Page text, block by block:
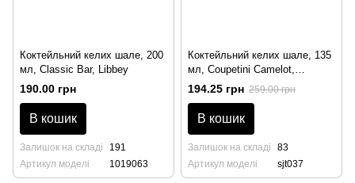
Коктейльний келих шале, 200
мл, Classic Bar, Libbey
190.00 грн
В кошик
Залишок на складі
191
Артикул моделі
1019063
Коктейльний келих шале, 135
мл, Coupetini Camelot,
Handmade
194.25 грн 259.00 грн
В кошик
Залишок на складі
83
Артикул моделі
sjt037